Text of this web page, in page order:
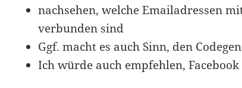
nachsehen, welche Emailadressen
verbunden sind
Ggf. macht es auch Sinn, den
Ich würde auch empfehlen,